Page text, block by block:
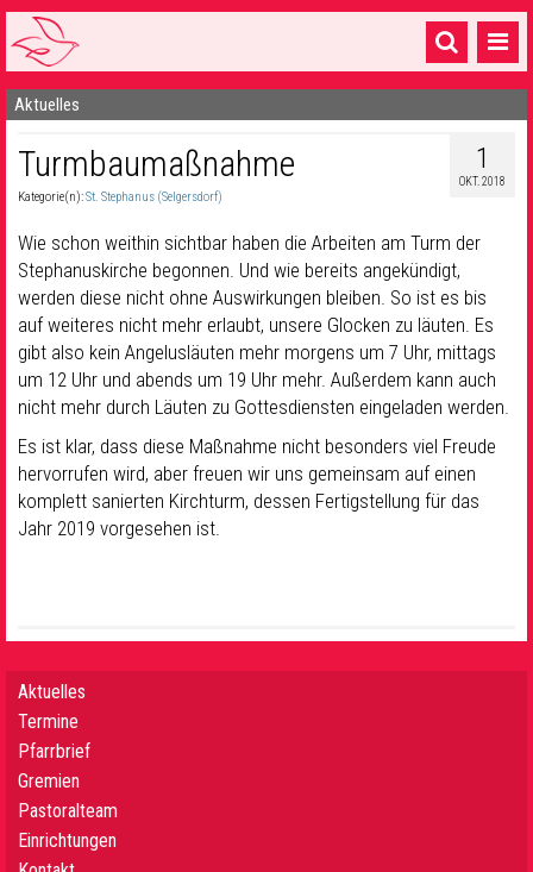
Startseite
1 Pfarrei
16 Gemeinden & mehr
Gottesdienste & Sinnsuche
Sakramente & Feste
Gemeinschaft & Soziales
Musik& Kultur
Seelsorge & Kontakt
Aktuelles
1
OKT. 2018
Turmbaumaßnahme
Kategorie(n):St. Stephanus (Selgersdorf)
Wie schon weithin sichtbar haben die Arbeiten am Turm der
Stephanuskirche begonnen. Und wie bereits angekündigt,
werden diese nicht ohne Auswirkungen bleiben. So ist es bis
auf weiteres nicht mehr erlaubt, unsere Glocken zu läuten. Es
gibt also kein Angelusläuten mehr morgens um 7 Uhr, mittags
um 12 Uhr und abends um 19 Uhr mehr. Außerdem kann auch
nicht mehr durch Läuten zu Gottesdiensten eingeladen werden.
Es ist klar, dass diese Maßnahme nicht besonders viel Freude
hervorrufen wird, aber freuen wir uns gemeinsam auf einen
komplett sanierten Kirchturm, dessen Fertigstellung für das
Jahr 2019 vorgesehen ist.
Aktuelles
Termine
Pfarrbrief
Gremien
Pastoralteam
Einrichtungen